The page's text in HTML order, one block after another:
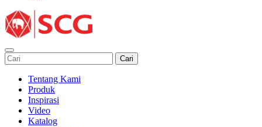
Cari
Tentang Kami
Produk
Inspirasi
Video
Katalog